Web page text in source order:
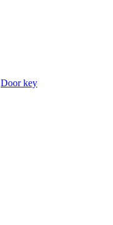
Door key